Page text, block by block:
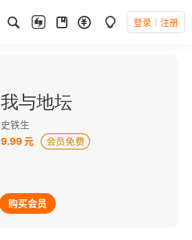
登录 注册
我与地坛
史铁生
9.99 元
购买会员